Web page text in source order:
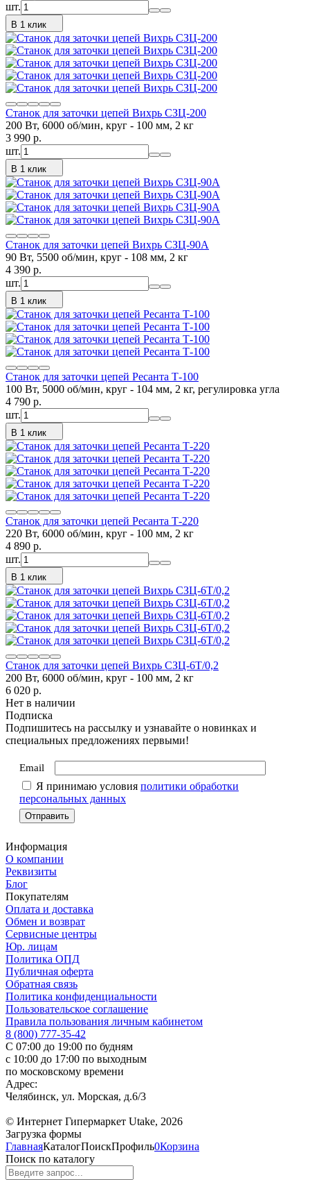
шт.
В 1 клик
Станок для заточки цепей Вихрь СЗЦ-200
200 Вт, 6000 об/мин, круг - 100 мм, 2 кг
3 990 p.
шт.
В 1 клик
Станок для заточки цепей Вихрь СЗЦ-90A
90 Вт, 5500 об/мин, круг - 108 мм, 2 кг
4 390 p.
шт.
В 1 клик
Станок для заточки цепей Ресанта Т-100
100 Вт, 5000 об/мин, круг - 104 мм, 2 кг, регулировка угла
4 790 p.
шт.
В 1 клик
Станок для заточки цепей Ресанта Т-220
220 Вт, 6000 об/мин, круг - 100 мм, 2 кг
4 890 p.
шт.
В 1 клик
Станок для заточки цепей Вихрь СЗЦ-6T/0,2
200 Вт, 6000 об/мин, круг - 100 мм, 2 кг
6 020 p.
Нет в наличии
Подписка
Подпишитесь на рассылку и узнавайте о новинках и
специальных предложениях первыми!
Email
Я принимаю условия политики обработки
персональных данных
Информация
О компании
Реквизиты
Блог
Покупателям
Оплата и доставка
Обмен и возврат
Сервисные центры
Юр. лицам
Политика ОПД
Публичная оферта
Обратная связь
Политика конфиденциальности
Пользовательское соглашение
Правила пользования личным кабинетом
8 (800) 777-35-42
С 07:00 до 19:00 по будням
с 10:00 до 17:00 по выходным
по московскому времени
Адрес:
Челябинск, ул. Морская, д.6/3
© Интернет Гипермаркет Utake, 2026
Загрузка формы
ГлавнаяКаталогПоискПрофиль0Корзина
Поиск по каталогу